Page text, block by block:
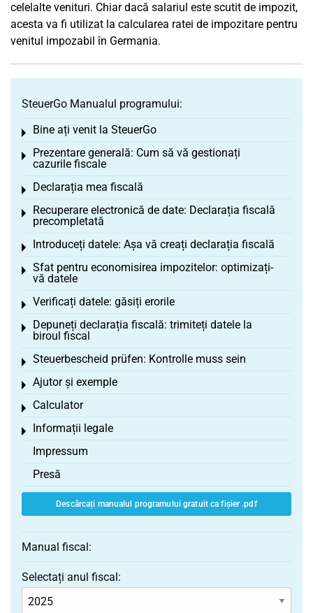
celelalte venituri. Chiar dacă salariul este scutit de impozit,
acesta va fi utilizat la calcularea ratei de impozitare pentru
venitul impozabil în Germania.
SteuerGo Manualul programului:
Bine ați venit la SteuerGo
Toggle menu
Prezentare generală: Cum să vă gestionați
cazurile fiscale
Toggle menu
Declarația mea fiscală
Toggle menu
Recuperare electronică de date: Declarația fiscală
precompletată
Toggle menu
Introduceți datele: Așa vă creați declarația fiscală
Toggle menu
Sfat pentru economisirea impozitelor: optimizați-
vă datele
Toggle menu
Verificați datele: găsiți erorile
Toggle menu
Depuneți declarația fiscală: trimiteți datele la
biroul fiscal
Toggle menu
Steuerbescheid prüfen: Kontrolle muss sein
Toggle menu
Ajutor și exemple
Toggle menu
Calculator
Toggle menu
Informații legale
Toggle menu
Impressum
Presă
Descărcați manualul programului gratuit ca fișier .pdf
Manual fiscal:
Selectați anul fiscal: